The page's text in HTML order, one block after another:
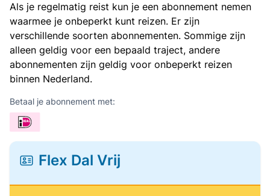
Als je regelmatig reist kun je een abonnement nemen
waarmee je onbeperkt kunt reizen. Er zijn
verschillende soorten abonnementen. Sommige zijn
alleen geldig voor een bepaald traject, andere
abonnementen zijn geldig voor onbeperkt reizen
binnen Nederland.
Betaal je abonnement met:
Flex Dal Vrij